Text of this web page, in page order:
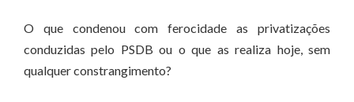
O que condenou com ferocidade as privatizações
conduzidas pelo PSDB ou o que as realiza hoje, sem
qualquer constrangimento?